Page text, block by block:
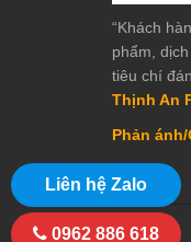
“Khách
phẩm,
tiêu chí
Thịnh An
Phản
Liên hệ Zalo
0962 886 618